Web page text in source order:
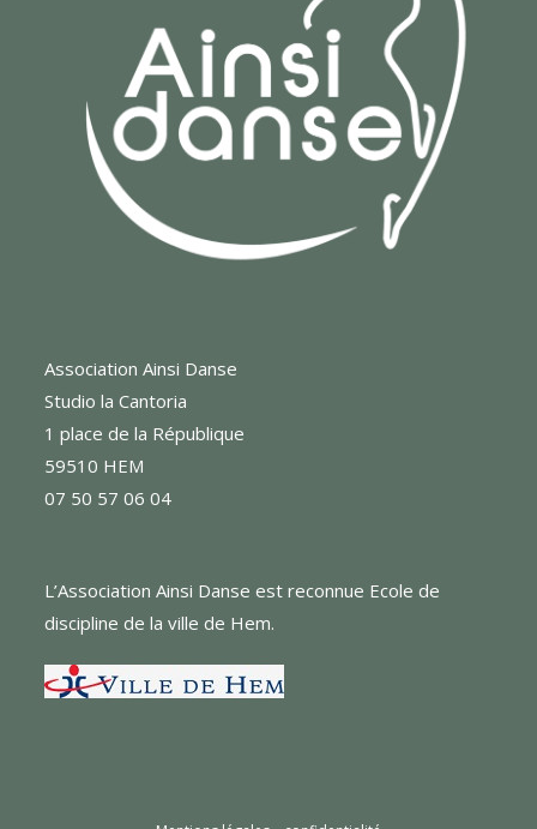
Association Ainsi Danse
Studio la Cantoria
1 place de la République
59510 HEM
07 50 57 06 04
L’Association Ainsi Danse est reconnue Ecole de
discipline de la ville de Hem.